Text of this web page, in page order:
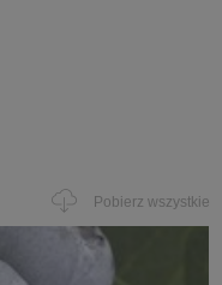
Pobierz wszystkie